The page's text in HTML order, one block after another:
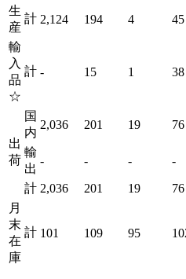
生
産
計 2,124 194 4 45
輸
入
品
☆
計 - 15 1 38
出
荷
国
内
2,036 201 19 76
輸
出
- - - -
計 2,036 201 19 76
月
末
在
庫
計 101 109 95